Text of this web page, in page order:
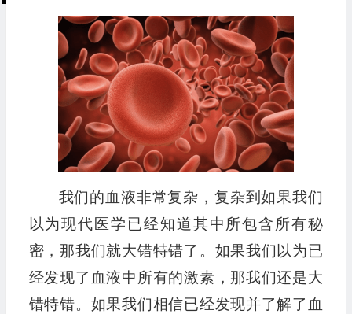
我们的血液非常复杂，复杂到如果我们
以为现代医学已经知道其中所包含所有秘
密，那我们就大错特错了。如果我们以为已
经发现了血液中所有的激素，那我们还是大
错特错。如果我们相信已经发现并了解了血